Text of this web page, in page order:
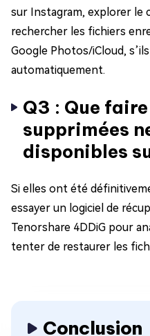
sur Instagram, explorer le
rechercher les fichiers
Google Photos/iCloud,
automatiquement.
Q3 : Que
supprimées
disponibles
Si elles ont été
essayer un logiciel de
Tenorshare 4DDiG pour
tenter de restaurer les
Conclusion